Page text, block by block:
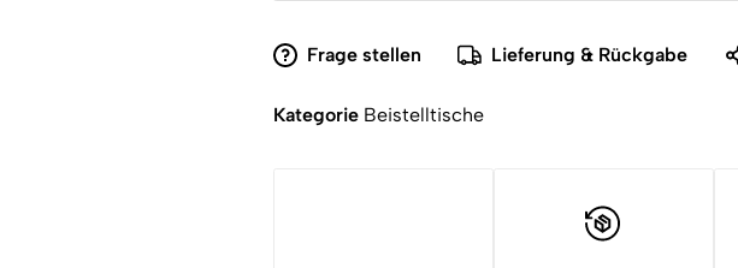
Frage stellen Lieferung & Rückgabe
Kategorie Beistelltische